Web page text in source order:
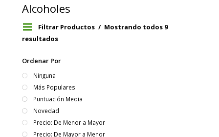
Alcoholes
Filtrar Productos
Mostrando todos 9
resultados
Ordenar Por
Ninguna
Más Populares
Puntuación Media
Novedad
Precio: De Menor a Mayor
Precio: De Mayor a Menor